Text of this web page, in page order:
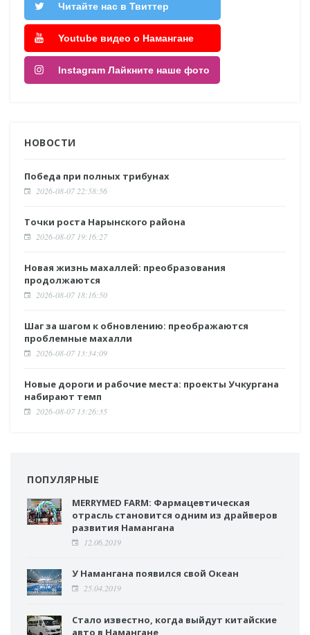
Читайте нас в Твиттер
Youtube видео о Намангане
Instagram Лайкните наше фото
НОВОСТИ
Победа при полных трибунах
2026-08-07 22:58:56
Точки роста Нарынского района
2026-08-07 19:16:27
Новая жизнь махаллей: преобразования
продолжаются
2026-08-07 18:16:50
Шаг за шагом к обновлению: преображаются
проблемные махалли
2026-08-07 13:34:09
Новые дороги и рабочие места: проекты Учкургана
набирают темп
2026-08-07 13:26:35
ПОПУЛЯРНЫЕ
MERRYMED FARM: Фармацевтическая
отрасль становится одним из драйверов
развития Намангана
12.06.2019
У Намангана появился свой Океан
25.04.2019
Стало известно, когда выйдут китайские
авто в Намангане